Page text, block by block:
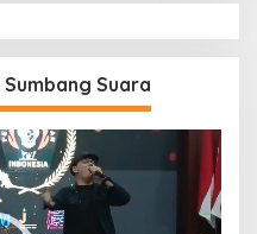
Suara